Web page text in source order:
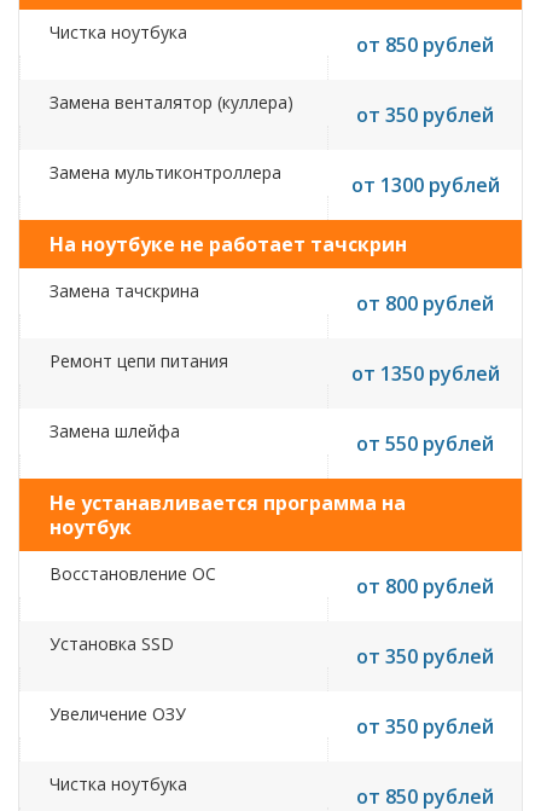
Чистка ноутбука от 850 рублей
Замена венталятор (куллера) от 350 рублей
Замена мультиконтроллера от 1300 рублей
На ноутбуке не работает тачскрин
Замена тачскрина от 800 рублей
Ремонт цепи питания от 1350 рублей
Замена шлейфа от 550 рублей
Не устанавливается программа на
ноутбук
Восстановление ОС от 800 рублей
Установка SSD от 350 рублей
Увеличение ОЗУ от 350 рублей
Чистка ноутбука от 850 рублей